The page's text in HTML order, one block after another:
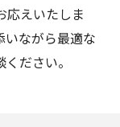
応えいたしま
いながら最適な
ださい。